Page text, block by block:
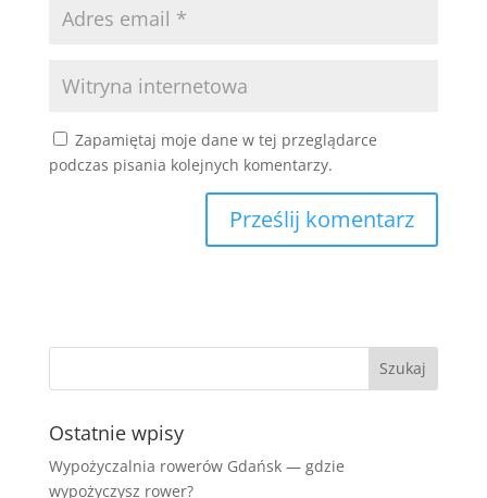
Zapamiętaj moje dane w tej przeglądarce
podczas pisania kolejnych komentarzy.
Ostatnie wpisy
Wypożyczalnia rowerów Gdańsk — gdzie
wypożyczysz rower?